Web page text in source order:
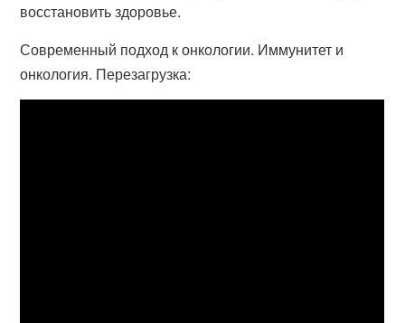
восстановить здоровье.
Современный подход к онкологии. Иммунитет и
онкология. Перезагрузка: